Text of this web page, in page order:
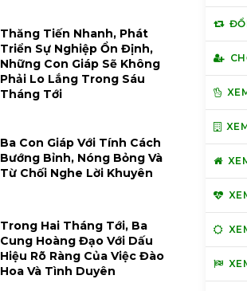
Thăng Tiến Nhanh, Phát
Triển Sự Nghiệp Ổn Định,
Những Con Giáp Sẽ Không
Phải Lo Lắng Trong Sáu
Tháng Tới
Ba Con Giáp Với Tính Cách
Bướng Bỉnh, Nóng Bỏng Và
Từ Chối Nghe Lời Khuyên
Trong Hai Tháng Tới, Ba
Cung Hoàng Đạo Với Dấu
Hiệu Rõ Ràng Của Việc Đào
Hoa Và Tình Duyên
ĐỔI